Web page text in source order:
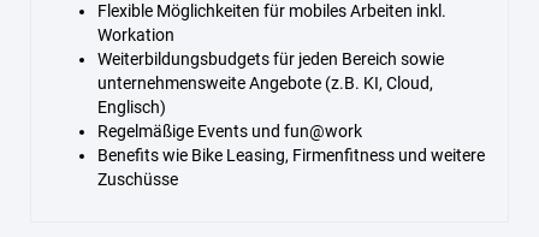
Flexible Möglichkeiten für mobiles Arbeiten inkl.
Workation
Weiterbildungsbudgets für jeden Bereich sowie
unternehmensweite Angebote (z.B. KI, Cloud,
Englisch)
Regelmäßige Events und fun@work
Benefits wie Bike Leasing, Firmenfitness und weitere
Zuschüsse